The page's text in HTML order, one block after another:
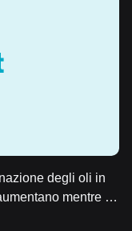
degli oli in
mentre il